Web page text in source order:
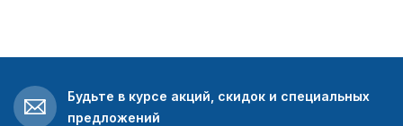
Будьте в курсе акций, скидок и специальных
предложений